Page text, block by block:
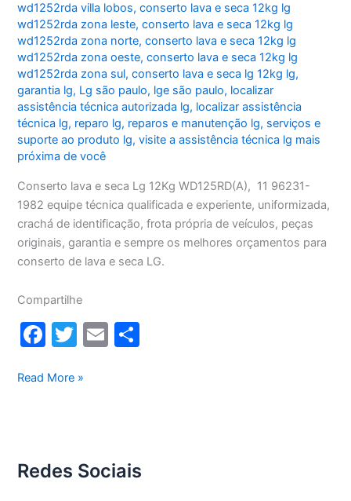
wd1252rda villa lobos,conserto lava e seca 12kg lg
wd1252rda zona leste,conserto lava e seca 12kg lg
wd1252rda zona norte,conserto lava e seca 12kg lg
wd1252rda zona oeste,conserto lava e seca 12kg lg
wd1252rda zona sul,conserto lava e seca lg 12kg lg,
garantia lg, Lg são paulo, lge são paulo, localizar
assistência técnica autorizada lg, localizar assistência
técnica lg, reparo lg, reparos e manutenção lg, serviços e
suporte ao produto lg,visite a assistência técnica lg mais
próxima de você
Conserto lava e seca Lg 12Kg WD125RD(A), 11 96231-
1982 equipe técnica qualificada e experiente, uniformizada,
crachá de identificação, frota própria de veículos, peças
originais, garantia e sempre os melhores orçamentos para
conserto de lava e seca LG.
Compartilhe
F
c
o
o
T
itt
E
Conserto
12Kg
Read More »
Redes Sociais